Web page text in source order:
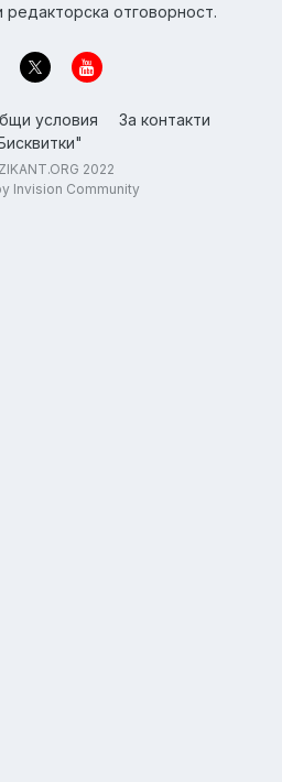
редакторска отговорност.
условия
За контакти
2022
Invision Community